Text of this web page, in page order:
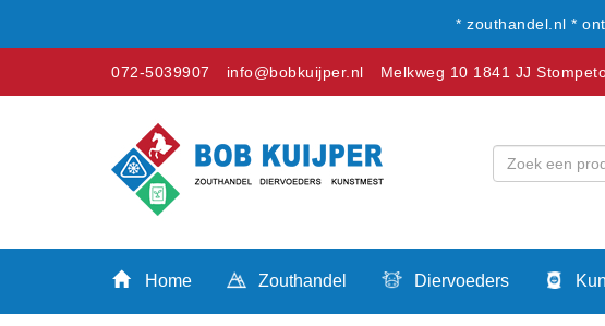
* zouthandel.nl *
Diervoeders
072-5039907 info@bobkuijper.nl Melkweg 10 1841 JJ
Home Zouthandel Diervoeders